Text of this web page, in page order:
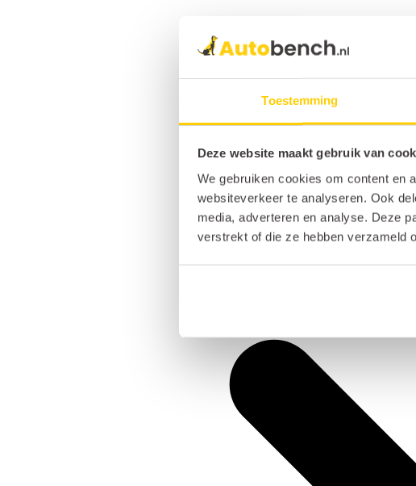
Toestemming
Deze website maakt gebruik van
We gebruiken cookies om content en
websiteverkeer te analyseren. Ook
media, adverteren en analyse. Deze
verstrekt of die ze hebben verzameld